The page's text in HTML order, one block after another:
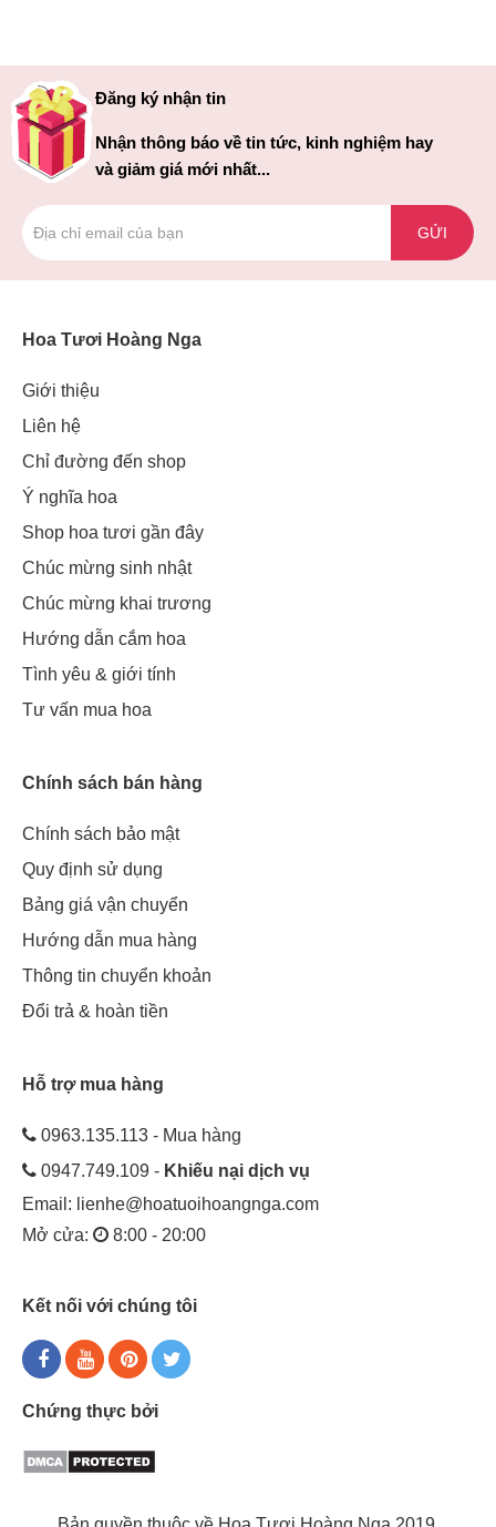
Đăng ký nhận tin
Nhận thông báo về tin tức, kinh nghiệm hay
và giảm giá mới nhất...
GỬI
Hoa Tươi Hoàng Nga
Giới thiệu
Liên hệ
Chỉ đường đến shop
Ý nghĩa hoa
Shop hoa tươi gần đây
Chúc mừng sinh nhật
Chúc mừng khai trương
Hướng dẫn cắm hoa
Tình yêu & giới tính
Tư vấn mua hoa
Chính sách bán hàng
Chính sách bảo mật
Quy định sử dụng
Bảng giá vận chuyển
Hướng dẫn mua hàng
Thông tin chuyển khoản
Đổi trả & hoàn tiền
Hỗ trợ mua hàng
0963.135.113 - Mua hàng
0947.749.109 - Khiếu nại dịch vụ
Email: lienhe@hoatuoihoangnga.com
Mở cửa:
8:00 - 20:00
Kết nối với chúng tôi
Chứng thực bởi